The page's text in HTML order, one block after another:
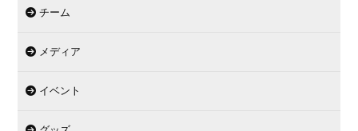
チーム
メディア
イベント